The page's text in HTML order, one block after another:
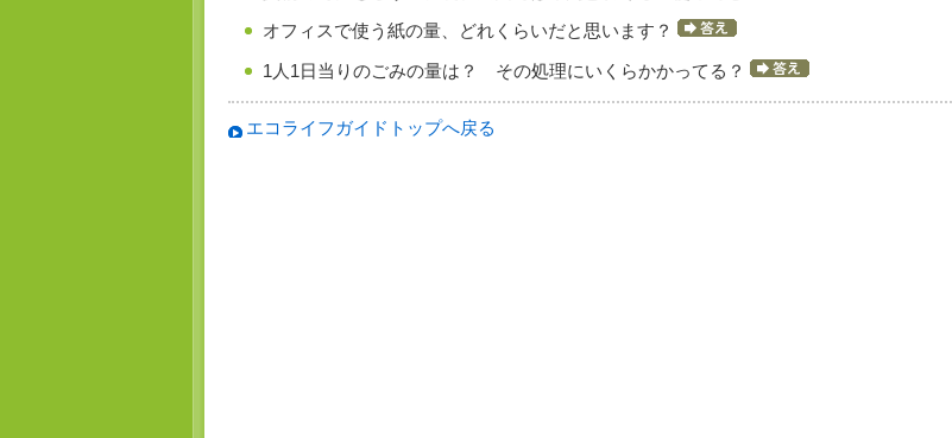
オフィスで使う紙の量、どれくらいだと思います？
1人1日当りのごみの量は？ その処理にいくらかかってる？
エコライフガイドトップへ戻る